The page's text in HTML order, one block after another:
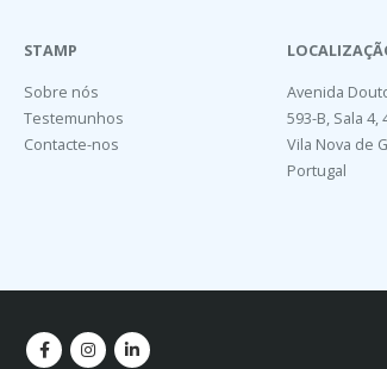
STAMP
Sobre nós
Testemunhos
Contacte-nos
Avenida
593-B, Sala 4,
Vila Nova de
Portugal